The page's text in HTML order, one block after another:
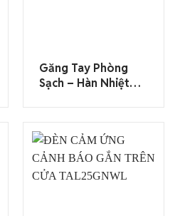
Găng Tay Phòng
Sạch – Hàn Nhiệt